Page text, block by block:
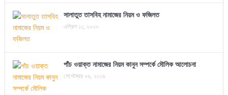
সালাতুত তাসবিহ নামাজের নিয়ম ও ফজিলত
এপ্রিল ১১, ২০২০
পাঁচ ওয়াক্ত নামাজের নিয়ম কানুন সম্পর্কে মৌলিক আলোচনা
সেপ্টেম্বর ০৬, ২০১৯